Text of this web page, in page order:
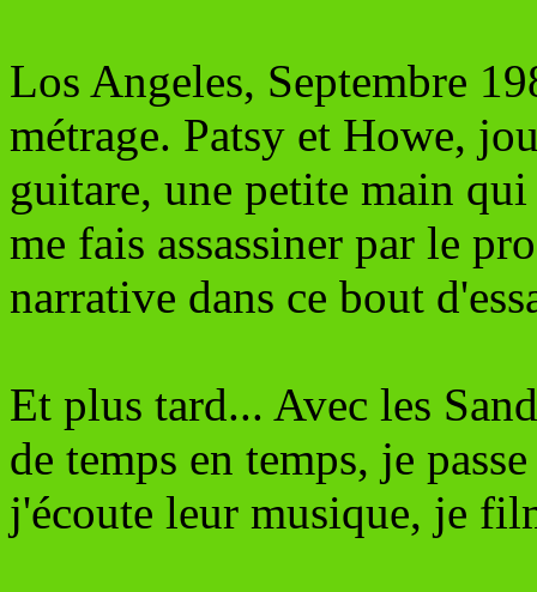
Los Angeles, Septembre
métrage. Patsy et Howe,
guitare, une petite main qui
me fais assassiner par le
narrative dans ce bout
Et plus tard... Avec les
de temps en temps, je
j'écoute leur musique, je